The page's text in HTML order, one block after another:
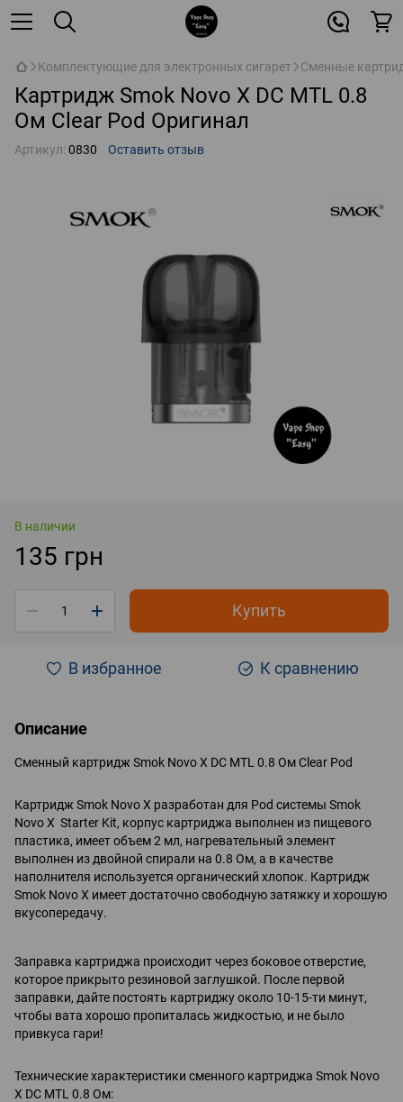
Комплектующие для электронных сигарет Сменные
Картридж Smok Novo X DC MTL 0.8
Ом Clear Pod Оригинал
Артикул: 0830 Оставить отзыв
В наличии
135 грн
Купить
В избранное К сравнению
Описание
Сменный картридж Smok Novo X DC MTL 0.8 Ом Clear Pod
Картридж Smok Novo X разработан для Pod системы Smok
Novo X Starter Kit, корпус картриджа выполнен из пищевого
пластика, имеет объем 2 мл, нагревательный элемент
выполнен из двойной спирали на 0.8 Ом, а в качестве
наполнителя используется органический хлопок. Картридж
Smok Novo X имеет достаточно свободную затяжку и хорошую
вкусопередачу.
Заправка картриджа происходит через боковое отверстие,
которое прикрыто резиновой заглушкой. После первой
заправки, дайте постоять картриджу около 10-15-ти минут,
чтобы вата хорошо пропиталась жидкостью, и не было
привкуса гари!
Технические характеристики сменного картриджа Smok Novo
X DC MTL 0.8 Ом: